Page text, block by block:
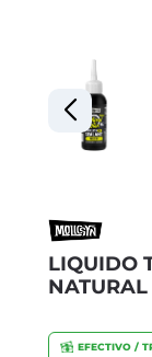
LIQUIDO
EFECTIVO /